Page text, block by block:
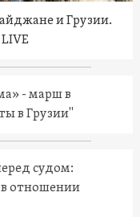
и Грузии.
- марш в
в Грузии"
судом:
в отношении